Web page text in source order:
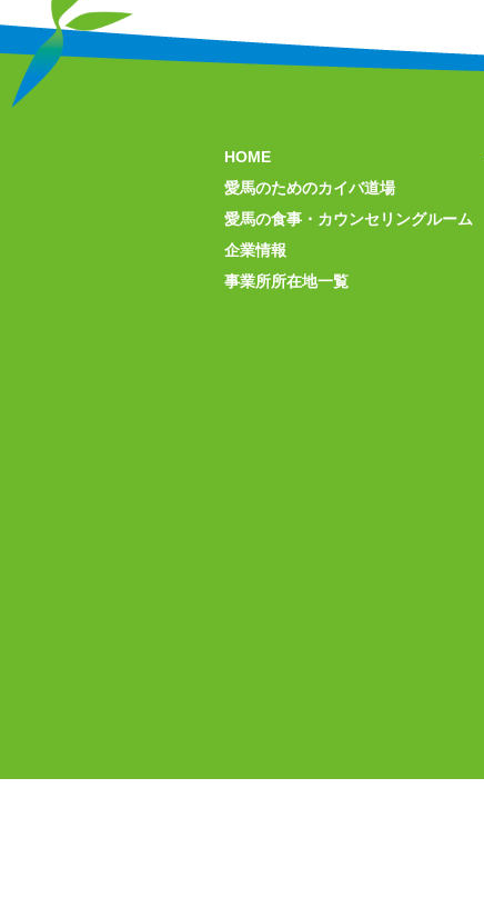
HOME
愛馬のためのカイバ道場
愛馬の食事・カウンセリングルーム
企業情報
事業所所在地一覧